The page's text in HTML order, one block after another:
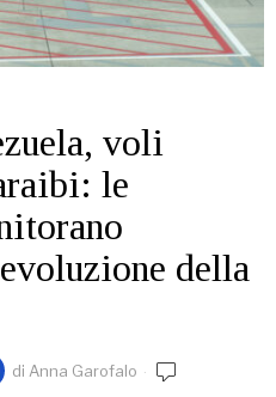
voli
le
della
di Anna Garofalo